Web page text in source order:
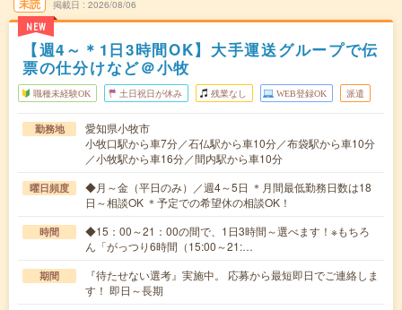
未読
NEW
掲載日 2026/08/06
【週4～＊1日3時間OK】大手運送グループで伝
票の仕分けなど＠小牧
職種未経験OK 土日祝日が休み 残業なし WEB登録OK 派遣
勤務地
愛知県小牧市
小牧口駅から車7分／石仏駅から車10分／布袋駅から車10分
／小牧駅から車16分／間内駅から車10分
曜日頻度
◆月～金（平日のみ）／週4～5日 ＊月間最低勤務日数は18
日～相談OK ＊予定での希望休の相談OK！
時間
◆15：00～21：00の間で、1日3時間～選べます！※もちろ
ん「がっつり6時間（15:00～21:…
期間
『待たせない選考』実施中。 応募から最短即日でご連絡しま
す！ 即日～長期